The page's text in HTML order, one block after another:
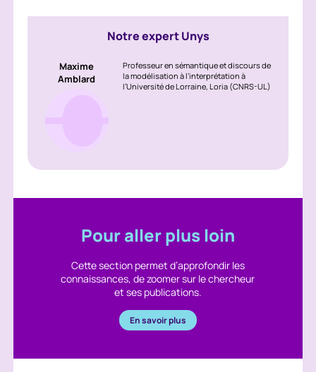
Notre expert Unys
Maxime
Amblard
Professeur en sémantique et discours de
la modélisation à l’interprétation à
l’Université de Lorraine, Loria (CNRS-UL)
Pour aller plus loin
Cette section permet d’approfondir les
connaissances, de zoomer sur le chercheur
et ses publications.
En savoir plus